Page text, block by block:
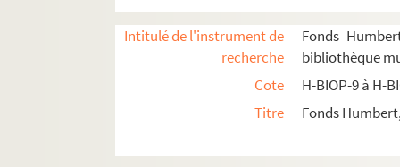
Intitulé de l'instrument de
recherche
Fonds
bibliothèque
Cote
H-BIOP-9 à H-
Titre
Fonds
H-BIOP-11-6-14. Robert-Houdin
H-BIOP-11-6-15. Roger
H-BIOP-11-6-19. Salvini